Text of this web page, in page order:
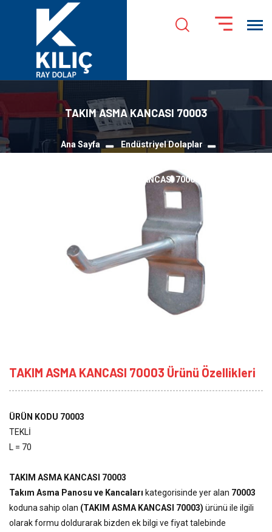
TAKIM ASMA KANCASI 70003
Ana Sayfa
Endüstriyel Dolaplar
TAKIM ASMA KANCASI 70003
TAKIM ASMA KANCASI 70003 Ürünü Özellikleri
ÜRÜN KODU 70003
TEKLİ
L = 70
TAKIM ASMA KANCASI 70003
Takım Asma Panosu ve Kancaları kategorisinde yer alan 70003
koduna sahip olan (TAKIM ASMA KANCASI 70003) ürünü ile ilgili
olarak formu doldurarak bizden ek bilgi ve fiyat talebinde